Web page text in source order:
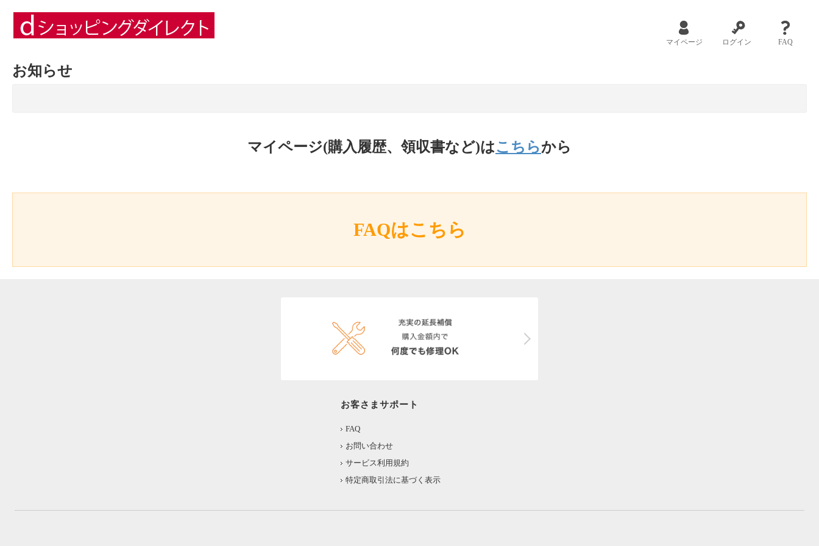
マイページ ログイン FAQ
お知らせ
マイページ(購入履歴、領収書など)はこちらから
FAQはこちら
お客さまサポート
FAQ
お問い合わせ
サービス利用規約
特定商取引法に基づく表示